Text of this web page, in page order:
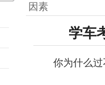
因素
学车
你为什么过